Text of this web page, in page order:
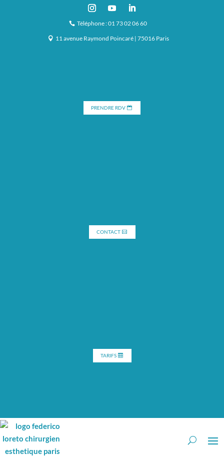
Téléphone : 01 73 02 06 60
11 avenue Raymond Poincaré | 75016 Paris
PRENDRE RDV
CONTACT
TARIFS